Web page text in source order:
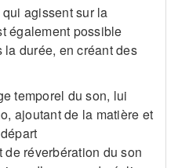
agissent sur la
également possible
la durée, en créant des
temporel du son, lui
ajoutant de la matière et
de réverbération du son